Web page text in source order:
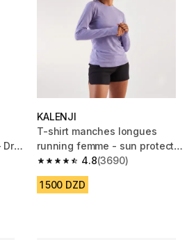
Dry
reviews
KALENJI
T-shirt manches longues
running femme - sun protect
violet
4.8
4.8 out of 5 stars from 3690
(3690)
1 500 DZD